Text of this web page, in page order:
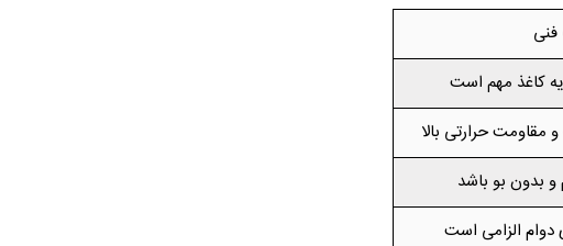
کاغذ مهم است
حرارتی بالا
بدون بو باشد
الزامی است